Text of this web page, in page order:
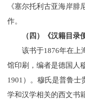
《塞尔托利古亚海岸
作。
（四）《汉籍目录
该书于1876年在上
馆印刷，编者是德国人
1901）。穆氏是普鲁士
学和汉学相关的西文书